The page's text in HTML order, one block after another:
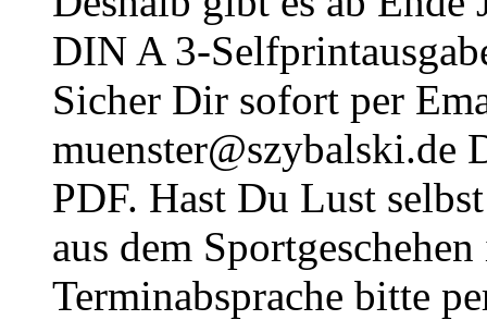
DIN A 3-
Sicher Dir sofort per
muenster@szybalski.de
PDF. Hast Du Lust
aus dem
Terminabsprache bitte